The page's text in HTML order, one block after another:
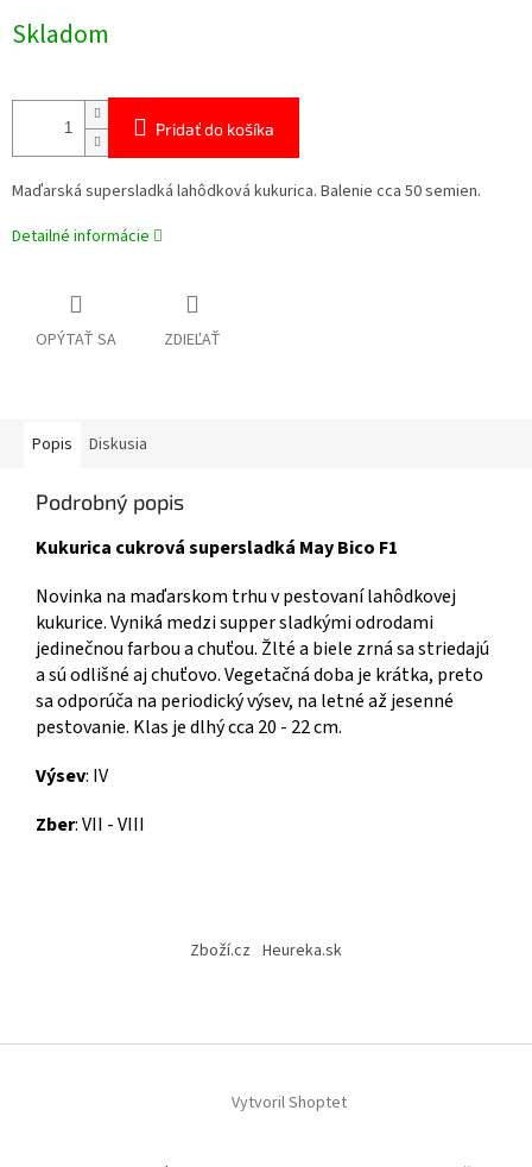
cena:
Skladom
Pridať do košíka
Maďarská supersladká lahôdková kukurica. Balenie cca 50 semien.
Detailné informácie
OPÝTAŤ SA ZDIEĽAŤ
Popis Diskusia
Podrobný popis
Kukurica cukrová supersladká May Bico F1
Novinka na maďarskom trhu v pestovaní lahôdkovej
kukurice. Vyniká medzi supper sladkými odrodami
jedinečnou farbou a chuťou. Žlté a biele zrná sa striedajú
a sú odlišné aj chuťovo. Vegetačná doba je krátka, preto
sa odporúča na periodický výsev, na letné až jesenné
pestovanie. Klas je dlhý cca 20 - 22 cm.
Výsev: IV
Zber: VII - VIII
i
Zboží.cz Heureka.sk
Vytvoril Shoptet